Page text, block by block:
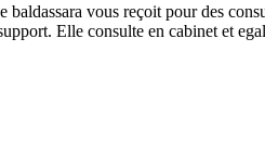
vous reçoit pour des
Elle consulte en cabinet et